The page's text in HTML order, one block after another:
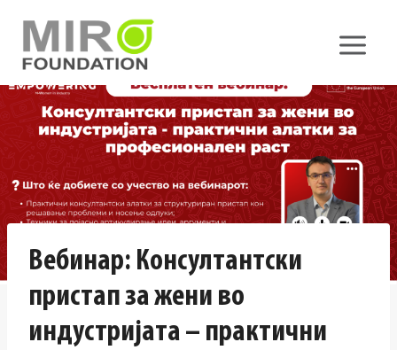
content
Вебинар: Консултантски
пристап за жени во
индустријата – практични